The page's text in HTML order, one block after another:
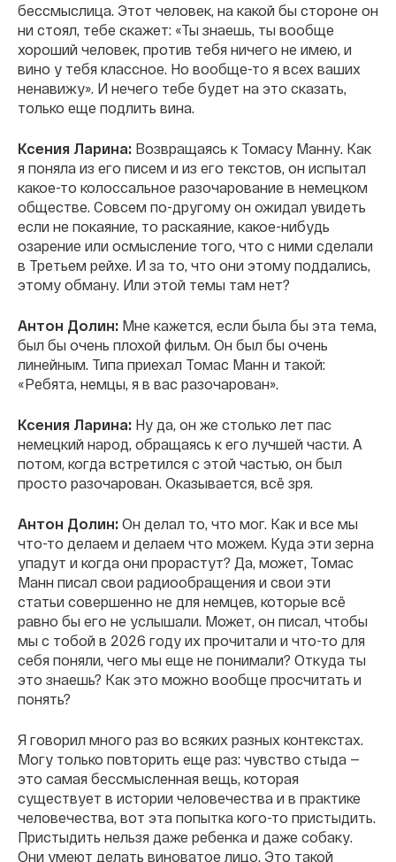
бессмыслица. Этот человек, на какой бы стороне он
ни стоял, тебе скажет: «Ты знаешь, ты вообще
хороший человек, против тебя ничего не имею, и
вино у тебя классное. Но вообще-то я всех ваших
ненавижу». И нечего тебе будет на это сказать,
только еще подлить вина.
Ксения Ларина: Возвращаясь к Томасу Манну. Как
я поняла из его писем и из его текстов, он испытал
какое-то колоссальное разочарование в немецком
обществе. Совсем по-другому он ожидал увидеть
если не покаяние, то раскаяние, какое-нибудь
озарение или осмысление того, что с ними сделали
в Третьем рейхе. И за то, что они этому поддались,
этому обману. Или этой темы там нет?
Антон Долин: Мне кажется, если была бы эта тема,
был бы очень плохой фильм. Он был бы очень
линейным. Типа приехал Томас Манн и такой:
«Ребята, немцы, я в вас разочарован».
Ксения Ларина: Ну да, он же столько лет пас
немецкий народ, обращаясь к его лучшей части. А
потом, когда встретился с этой частью, он был
просто разочарован. Оказывается, всё зря.
Антон Долин: Он делал то, что мог. Как и все мы
что-то делаем и делаем что можем. Куда эти зерна
упадут и когда они прорастут? Да, может, Томас
Манн писал свои радиообращения и свои эти
статьи совершенно не для немцев, которые всё
равно бы его не услышали. Может, он писал, чтобы
мы с тобой в 2026 году их прочитали и что-то для
себя поняли, чего мы еще не понимали? Откуда ты
это знаешь? Как это можно вообще просчитать и
понять?
Я говорил много раз во всяких разных контекстах.
Могу только повторить еще раз: чувство стыда —
это самая бессмысленная вещь, которая
существует в истории человечества и в практике
человечества, вот эта попытка кого-то пристыдить.
Пристыдить нельзя даже ребенка и даже собаку.
Они умеют делать виноватое лицо. Это такой